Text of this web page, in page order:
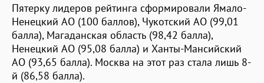
Пятерку лидеров рейтинга сформировали Ямало-
Ненецкий АО (100 баллов), Чукотский АО (99,01
балла), Магаданская область (98,42 балла),
Ненецкий АО (95,08 балла) и Ханты-Мансийский
АО (93,65 балла). Москва на этот раз стала лишь 8-
й (86,58 балла).